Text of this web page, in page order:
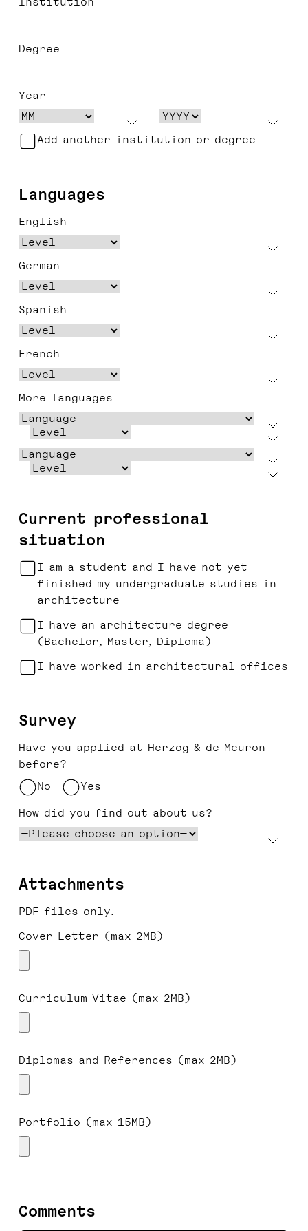
Degree
Year
Add another institution or degree
Languages
English
German
Spanish
French
More languages
Current professional
situation
I am a student and I have not yet
finished my undergraduate studies in
architecture
I have an architecture degree
(Bachelor, Master, Diploma)
I have worked in architectural offices
Survey
Have you applied at Herzog & de Meuron
before?
No
Yes
How did you find out about us?
Attachments
PDF files only.
Cover Letter (max 2MB)
Curriculum Vitae (max 2MB)
Diplomas and References (max 2MB)
Portfolio (max 15MB)
Comments